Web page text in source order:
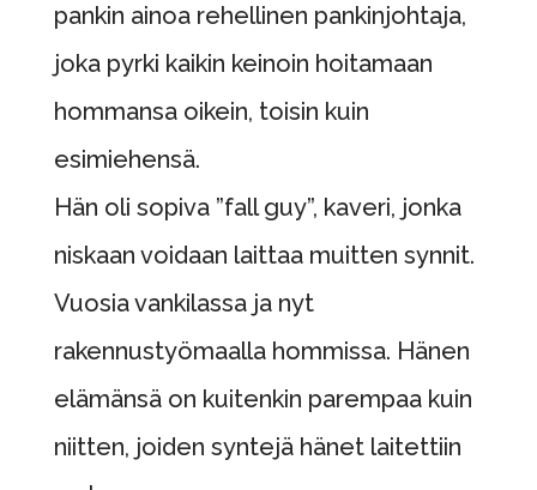
pankin ainoa rehellinen pankinjohtaja,
joka pyrki kaikin keinoin hoitamaan
hommansa oikein, toisin kuin
esimiehensä.
Hän oli sopiva ”fall guy”, kaveri, jonka
niskaan voidaan laittaa muitten synnit.
Vuosia vankilassa ja nyt
rakennustyömaalla hommissa. Hänen
elämänsä on kuitenkin parempaa kuin
niitten, joiden syntejä hänet laitettiin